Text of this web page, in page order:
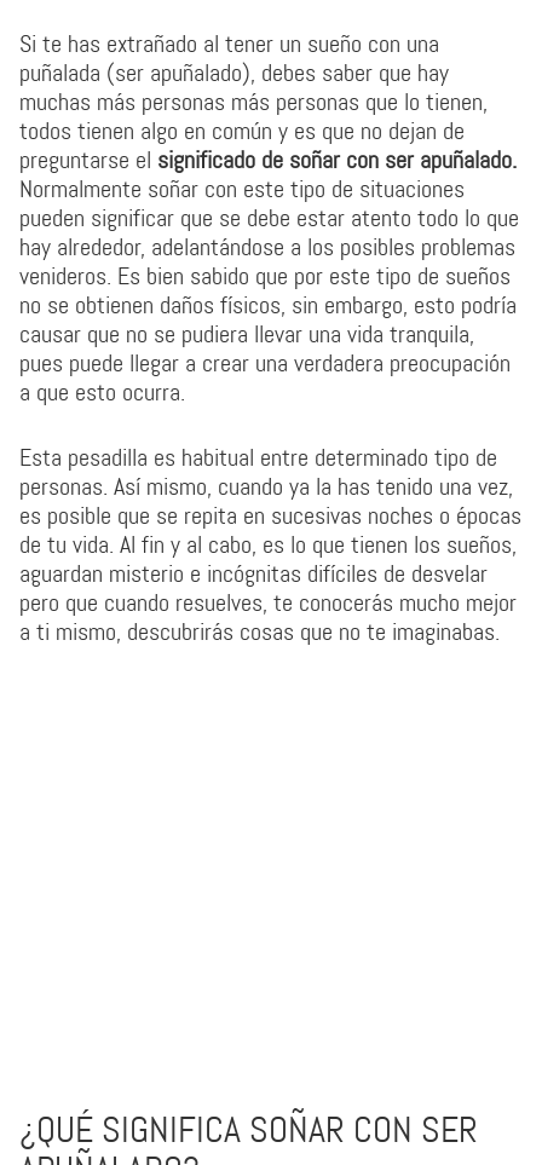
Si te has extrañado al tener un sueño con una
puñalada (ser apuñalado), debes saber que hay
muchas más personas más personas que lo tienen,
todos tienen algo en común y es que no dejan de
preguntarse el significado de soñar con ser apuñalado.
Normalmente soñar con este tipo de situaciones
pueden significar que se debe estar atento todo lo que
hay alrededor, adelantándose a los posibles problemas
venideros. Es bien sabido que por este tipo de sueños
no se obtienen daños físicos, sin embargo, esto podría
causar que no se pudiera llevar una vida tranquila,
pues puede llegar a crear una verdadera preocupación
a que esto ocurra.
Esta pesadilla es habitual entre determinado tipo de
personas. Así mismo, cuando ya la has tenido una vez,
es posible que se repita en sucesivas noches o épocas
de tu vida. Al fin y al cabo, es lo que tienen los sueños,
aguardan misterio e incógnitas difíciles de desvelar
pero que cuando resuelves, te conocerás mucho mejor
a ti mismo, descubrirás cosas que no te imaginabas.
¿QUÉ SIGNIFICA SOÑAR CON SER